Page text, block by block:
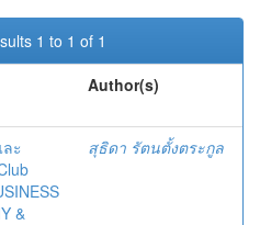
1 to 1 of 1
Author(s)
ะ
&
สุธิดา รัตนตั้งตระกูล